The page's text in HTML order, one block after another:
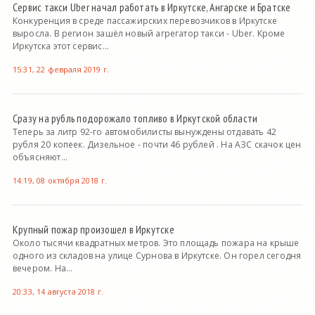
Сервис такси Uber начал работать в Иркутске, Ангарске и Братске
Конкуренция в среде пассажирских перевозчиков в Иркутске
выросла. В регион зашёл новый агрегатор такси - Uber. Кроме
Иркутска этот сервис...
15:31, 22 февраля 2019 г.
Сразу на рубль подорожало топливо в Иркутской области
Теперь за литр 92-го автомобилисты вынуждены отдавать 42
рубля 20 копеек. Дизельное - почти 46 рублей . На АЗС скачок цен
объясняют...
14:19, 08 октября 2018 г.
Крупный пожар произошел в Иркутске
Около тысячи квадратных метров. Это площадь пожара на крыше
одного из складов на улице Сурнова в Иркутске. Он горел сегодня
вечером. На...
20:33, 14 августа 2018 г.